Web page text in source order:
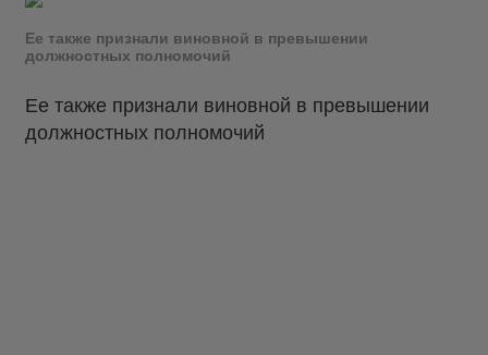
Ее также признали виновной в превышении
должностных полномочий
Ее также признали виновной в превышении
должностных полномочий